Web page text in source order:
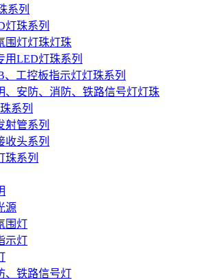
系列
灯珠系列
围灯灯珠灯珠
用LED灯珠系列
、工控板指示灯灯珠系列
、安防、消防、铁路信号灯灯珠
系列
射管系列
收头系列
珠系列
源
围灯
示灯
、铁路信号灯